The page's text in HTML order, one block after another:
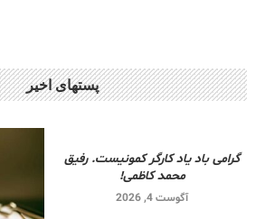
پستهای اخیر
گرامی باد یاد کارگر کمونیست. رفیق
محمد کاظمی!
آگوست 4, 2026